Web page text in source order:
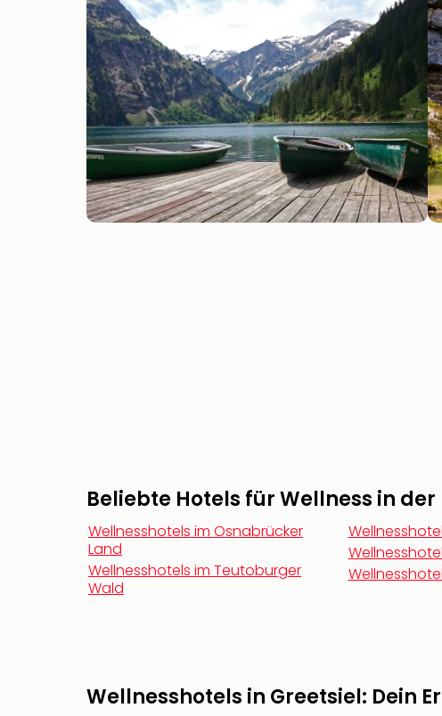
Beliebte Hotels für Wellness in der
Wellnesshotels im Osnabrücker
Land
Wellnesshotels im Teutoburger
Wald
Wellnesshotels in Greetsiel: Dein